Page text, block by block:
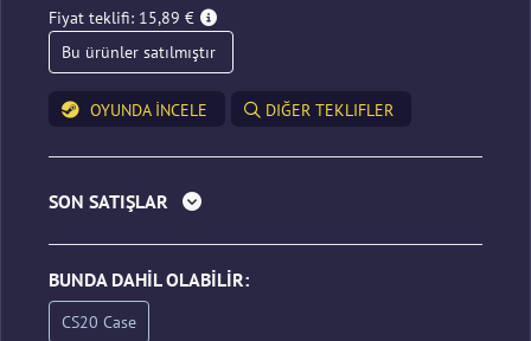
Fiyat teklifi: 15,89 €
Bu ürünler satılmıştır
OYUNDA INCELE DIĞER TEKLIFLER
SON SATIŞLAR
BUNDA DAHIL OLABILIR:
CS20 Case